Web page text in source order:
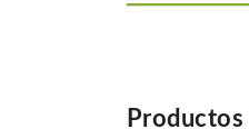
Productos